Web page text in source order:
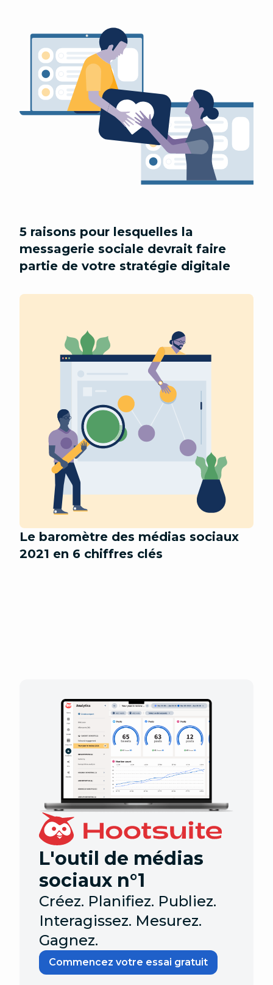
5 raisons pour lesquelles la
messagerie sociale devrait faire
partie de votre stratégie digitale
Le baromètre des médias sociaux
2021 en 6 chiffres clés
L'outil de médias
sociaux n°1
Créez. Planifiez. Publiez.
Interagissez. Mesurez.
Gagnez.
Commencez votre essai gratuit